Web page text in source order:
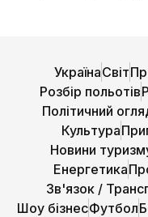
УкраїнаСвіт
Розбір польотів
Політичний
Культура
Новини
Енергетика
Зв'язок /
Шоу бізнесФутбол